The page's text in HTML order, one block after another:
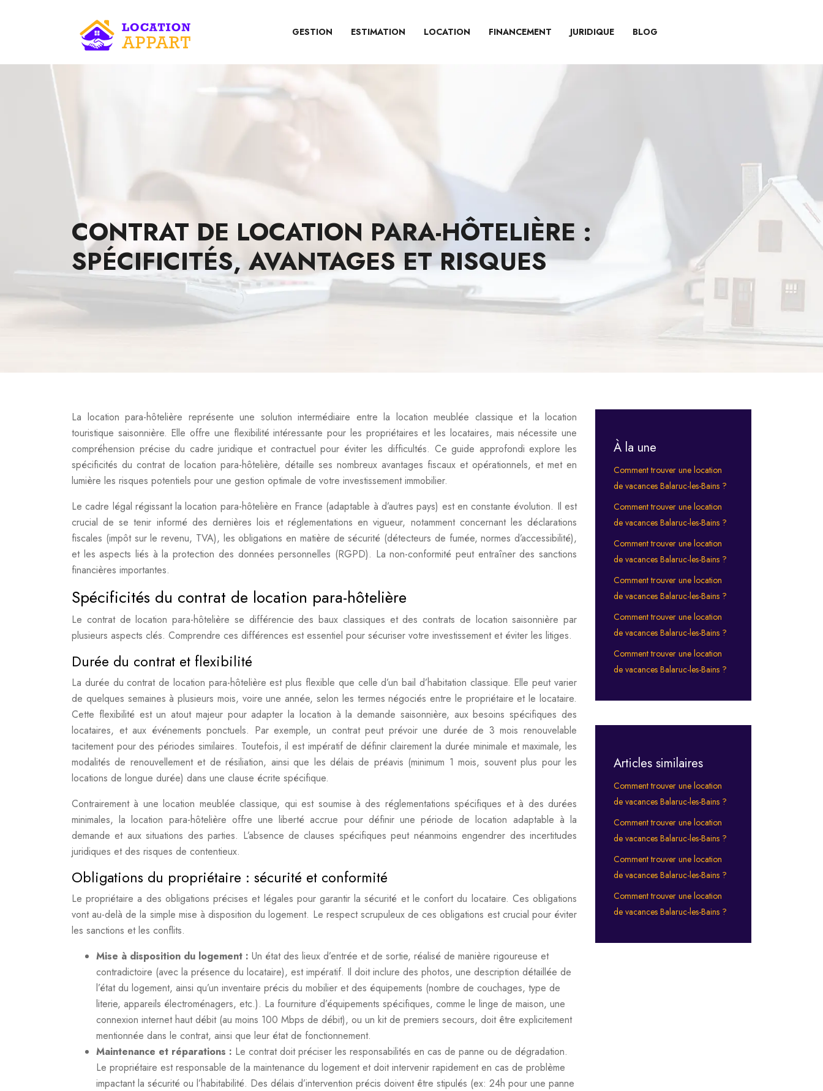
GESTION ESTIMATION LOCATION FINANCEMENT JURIDIQUE BLOG
CONTRAT DE LOCATION PARA-HÔTELIÈRE :
SPÉCIFICITÉS, AVANTAGES ET RISQUES
La location para-hôtelière représente une solution intermédiaire entre la location meublée classique et la location
touristique saisonnière. Elle offre une flexibilité intéressante pour les propriétaires et les locataires, mais nécessite une
compréhension précise du cadre juridique et contractuel pour éviter les difficultés. Ce guide approfondi explore les
spécificités du contrat de location para-hôtelière, détaille ses nombreux avantages fiscaux et opérationnels, et met en
lumière les risques potentiels pour une gestion optimale de votre investissement immobilier.
Le cadre légal régissant la location para-hôtelière en France (adaptable à d’autres pays) est en constante évolution. Il est
crucial de se tenir informé des dernières lois et réglementations en vigueur, notamment concernant les déclarations
fiscales (impôt sur le revenu, TVA), les obligations en matière de sécurité (détecteurs de fumée, normes d’accessibilité),
et les aspects liés à la protection des données personnelles (RGPD). La non-conformité peut entraîner des sanctions
financières importantes.
Spécificités du contrat de location para-hôtelière
Le contrat de location para-hôtelière se différencie des baux classiques et des contrats de location saisonnière par
plusieurs aspects clés. Comprendre ces différences est essentiel pour sécuriser votre investissement et éviter les litiges.
Durée du contrat et flexibilité
La durée du contrat de location para-hôtelière est plus flexible que celle d’un bail d’habitation classique. Elle peut varier
de quelques semaines à plusieurs mois, voire une année, selon les termes négociés entre le propriétaire et le locataire.
Cette flexibilité est un atout majeur pour adapter la location à la demande saisonnière, aux besoins spécifiques des
locataires, et aux événements ponctuels. Par exemple, un contrat peut prévoir une durée de 3 mois renouvelable
tacitement pour des périodes similaires. Toutefois, il est impératif de définir clairement la durée minimale et maximale, les
modalités de renouvellement et de résiliation, ainsi que les délais de préavis (minimum 1 mois, souvent plus pour les
locations de longue durée) dans une clause écrite spécifique.
Contrairement à une location meublée classique, qui est soumise à des réglementations spécifiques et à des durées
minimales, la location para-hôtelière offre une liberté accrue pour définir une période de location adaptable à la
demande et aux situations des parties. L’absence de clauses spécifiques peut néanmoins engendrer des incertitudes
juridiques et des risques de contentieux.
Obligations du propriétaire : sécurité et conformité
Le propriétaire a des obligations précises et légales pour garantir la sécurité et le confort du locataire. Ces obligations
vont au-delà de la simple mise à disposition du logement. Le respect scrupuleux de ces obligations est crucial pour éviter
les sanctions et les conflits.
Mise à disposition du logement : Un état des lieux d’entrée et de sortie, réalisé de manière rigoureuse et
contradictoire (avec la présence du locataire), est impératif. Il doit inclure des photos, une description détaillée de
l’état du logement, ainsi qu’un inventaire précis du mobilier et des équipements (nombre de couchages, type de
literie, appareils électroménagers, etc.). La fourniture d’équipements spécifiques, comme le linge de maison, une
connexion internet haut débit (au moins 100 Mbps de débit), ou un kit de premiers secours, doit être explicitement
mentionnée dans le contrat, ainsi que leur état de fonctionnement.
Maintenance et réparations : Le contrat doit préciser les responsabilités en cas de panne ou de dégradation.
Le propriétaire est responsable de la maintenance du logement et doit intervenir rapidement en cas de problème
impactant la sécurité ou l’habitabilité. Des délais d’intervention précis doivent être stipulés (ex: 24h pour une panne
À la une
Comment trouver une location
de vacances Balaruc-les-Bains ?
Comment trouver une location
de vacances Balaruc-les-Bains ?
Comment trouver une location
de vacances Balaruc-les-Bains ?
Comment trouver une location
de vacances Balaruc-les-Bains ?
Comment trouver une location
de vacances Balaruc-les-Bains ?
Comment trouver une location
de vacances Balaruc-les-Bains ?
Articles similaires
Comment trouver une location
de vacances Balaruc-les-Bains ?
Comment trouver une location
de vacances Balaruc-les-Bains ?
Comment trouver une location
de vacances Balaruc-les-Bains ?
Comment trouver une location
de vacances Balaruc-les-Bains ?